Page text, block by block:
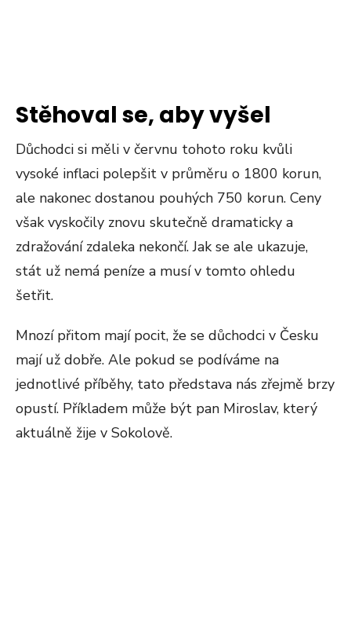
Stěhoval se, aby vyšel
Důchodci si měli v červnu tohoto roku kvůli
vysoké inflaci polepšit v průměru o 1800 korun,
ale nakonec dostanou pouhých 750 korun. Ceny
však vyskočily znovu skutečně dramaticky a
zdražování zdaleka nekončí. Jak se ale ukazuje,
stát už nemá peníze a musí v tomto ohledu
šetřit.
Mnozí přitom mají pocit, že se důchodci v Česku
mají už dobře. Ale pokud se podíváme na
jednotlivé příběhy, tato představa nás zřejmě brzy
opustí. Příkladem může být pan Miroslav, který
aktuálně žije v Sokolově.